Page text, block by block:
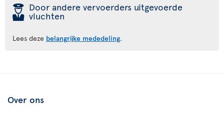
þ Door andere vervoerders uitgevoerde
vluchten
Lees deze belangrijke mededeling.
Over ons